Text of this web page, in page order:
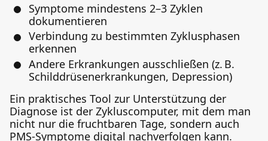
Symptome mindestens 2–3 Zyklen
dokumentieren
Verbindung zu bestimmten Zyklusphasen
erkennen
Andere Erkrankungen ausschließen (z. B.
Schilddrüsenerkrankungen, Depression)
Ein praktisches Tool zur Unterstützung der
Diagnose ist der Zykluscomputer, mit dem man
nicht nur die fruchtbaren Tage, sondern auch
PMS-Symptome digital nachverfolgen kann.